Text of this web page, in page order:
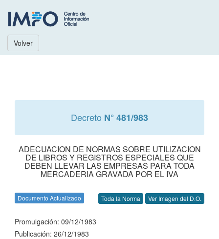
Volver
Decreto N° 481/983
ADECUACION DE NORMAS SOBRE UTILIZACION
DE LIBROS Y REGISTROS ESPECIALES QUE
DEBEN LLEVAR LAS EMPRESAS PARA TODA
MERCADERIA GRAVADA POR EL IVA
Documento Actualizado Toda la Norma Ver Imagen del D.O.
Promulgación: 09/12/1983
Publicación: 26/12/1983